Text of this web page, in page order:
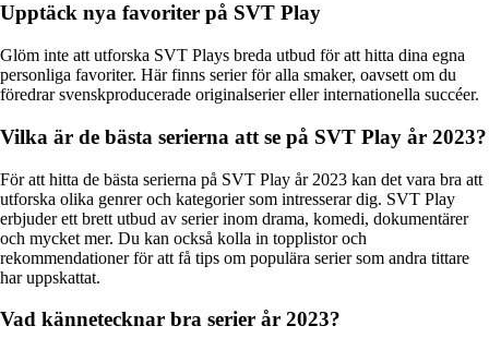
Upptäck nya favoriter på SVT Play
Glöm inte att utforska SVT Plays breda utbud för att hitta dina egna
personliga favoriter. Här finns serier för alla smaker, oavsett om du
föredrar svenskproducerade originalserier eller internationella succéer.
Vilka är de bästa serierna att se på SVT Play år 2023?
För att hitta de bästa serierna på SVT Play år 2023 kan det vara bra att
utforska olika genrer och kategorier som intresserar dig. SVT Play
erbjuder ett brett utbud av serier inom drama, komedi, dokumentärer
och mycket mer. Du kan också kolla in topplistor och
rekommendationer för att få tips om populära serier som andra tittare
har uppskattat.
Vad kännetecknar bra serier år 2023?